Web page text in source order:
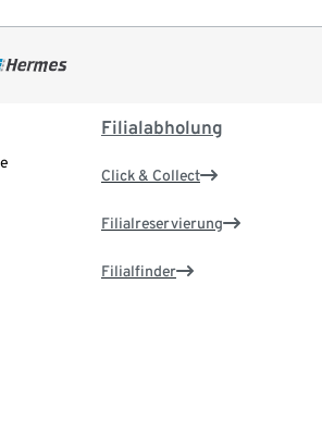
Filialabholung
Click & Collect
Filialreservierung
Filialfinder